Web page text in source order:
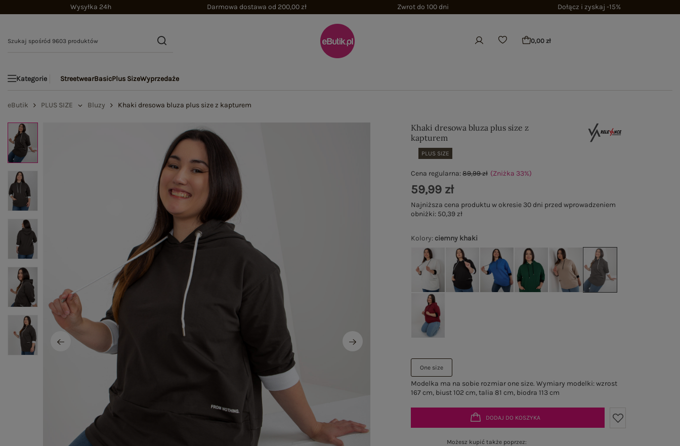
Wysyłka 24h Darmowa dostawa od 200,00 zł Zwrot do 100 dni Dołącz i zyskaj -15%
0,00 zł
Kategorie StreetwearBasicPlus SizeWyprzedaże
eButik PLUS SIZE Bluzy Khaki dresowa bluza plus size z kapturem
Khaki dresowa bluza plus size z
kapturem
PLUS SIZE
Kolory: ciemny khaki
One size
Modelka ma na sobie rozmiar one size. Wymiary modelki: wzrost
167 cm, biust 102 cm, talia 81 cm, biodra 113 cm
Cena regularna:89,99 zł (Zniżka 33%)
59,99 zł
Najniższa cena produktu w okresie 30 dni przed wprowadzeniem
obniżki: 50,39 zł
DODAJ DO KOSZYKA
Możesz kupić także poprzez: